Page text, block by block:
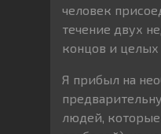
человек
течение двух
концов и целых
Я прибыл на
людей,